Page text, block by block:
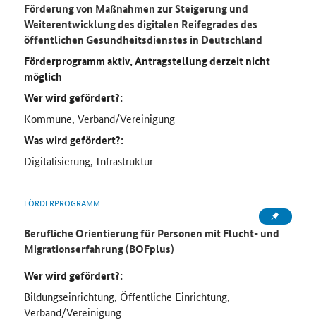
Förderung von Maßnahmen zur Steigerung und
Weiterentwicklung des digitalen Reifegrades des
öffentlichen Gesundheitsdienstes in Deutschland
Förderprogramm aktiv, Antragstellung derzeit nicht
möglich
Wer wird gefördert?:
Kommune, Verband/Vereinigung
Was wird gefördert?:
Digitalisierung, Infrastruktur
FÖRDERPROGRAMM
Berufliche Orientierung für Personen mit Flucht- und
Migrationserfahrung (BOFplus)
Wer wird gefördert?:
Bildungseinrichtung, Öffentliche Einrichtung,
Verband/Vereinigung